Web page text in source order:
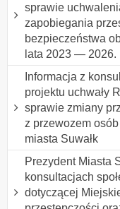
sprawie
zapobiegania
bezpieczeństwa
lata 2023 — 2026.
Informacja z
projektu uchwały
sprawie zmiany
z przewozem
miasta Suwałk
Prezydent Miasta
konsultacjach
dotyczącej